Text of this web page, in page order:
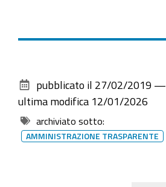
documento
pubblicato il 27/02/2019 —
ultima modifica 12/01/2026
archiviato sotto:
AMMINISTRAZIONE TRASPARENTE